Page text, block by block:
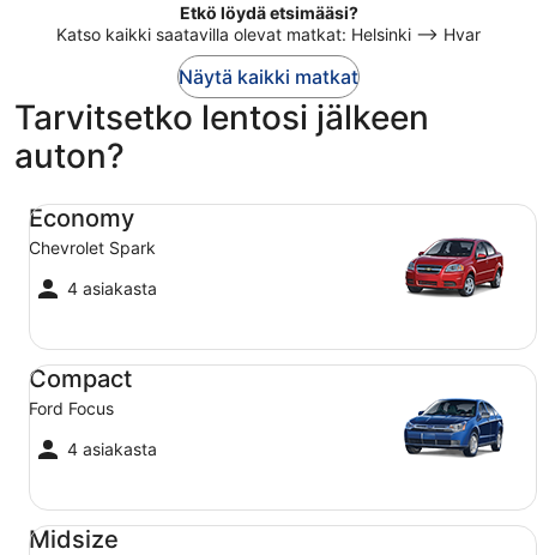
Etkö löydä etsimääsi?
Katso kaikki saatavilla olevat matkat: Helsinki –> Hvar
Näytä kaikki matkat
Tarvitsetko lentosi jälkeen
auton?
Economy
Chevrolet Spark
4 asiakasta
Economy Chevrolet Spark
Compact
Ford Focus
4 asiakasta
Compact Ford Focus
Midsize
Midsize Toyota Corolla